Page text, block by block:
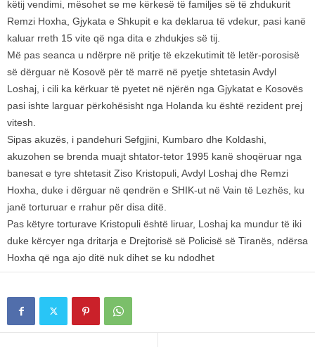
këtij vendimi, mësohet se me kërkesë të familjes së të zhdukurit
Remzi Hoxha, Gjykata e Shkupit e ka deklarua të vdekur, pasi kanë
kaluar rreth 15 vite që nga dita e zhdukjes së tij.
Më pas seanca u ndërpre në pritje të ekzekutimit të letër-porosisë
së dërguar në Kosovë për të marrë në pyetje shtetasin Avdyl
Loshaj, i cili ka kërkuar të pyetet në njërën nga Gjykatat e Kosovës
pasi ishte larguar përkohësisht nga Holanda ku është rezident prej
vitesh.
Sipas akuzës, i pandehuri Sefgjini, Kumbaro dhe Koldashi,
akuzohen se brenda muajt shtator-tetor 1995 kanë shoqëruar nga
banesat e tyre shtetasit Ziso Kristopuli, Avdyl Loshaj dhe Remzi
Hoxha, duke i dërguar në qendrën e SHIK-ut në Vain të Lezhës, ku
janë torturuar e rrahur për disa ditë.
Pas këtyre torturave Kristopuli është liruar, Loshaj ka mundur të iki
duke kërcyer nga dritarja e Drejtorisë së Policisë së Tiranës, ndërsa
Hoxha që nga ajo ditë nuk dihet se ku ndodhet